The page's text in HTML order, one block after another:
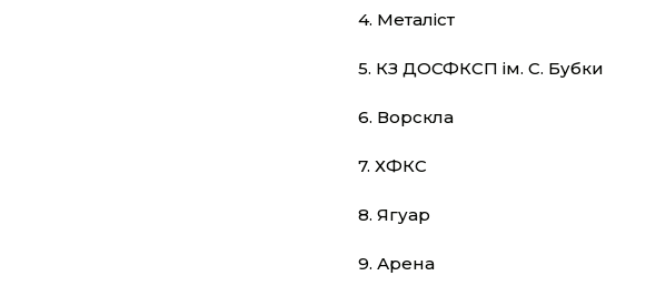
4. Металіст
5. КЗ ДОСФКСП ім. С. Бубки
6. Ворскла
7. ХФКС
8. Ягуар
9. Арена